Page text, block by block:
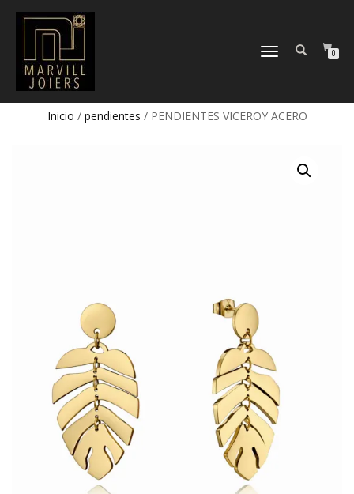
TOGGLE
0
Inicio / pendientes / PENDIENTES VICEROY ACERO